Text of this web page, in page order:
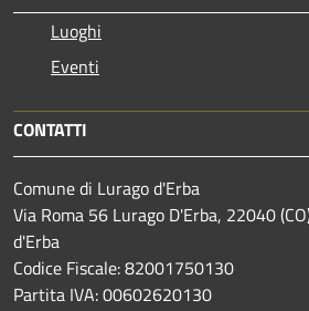
Luoghi
Eventi
CONTATTI
Comune di Lurago d'Erba
Via Roma 56 Lurago D'Erba, 22040
d'Erba
Codice Fiscale: 82001750130
Partita IVA: 00602620130